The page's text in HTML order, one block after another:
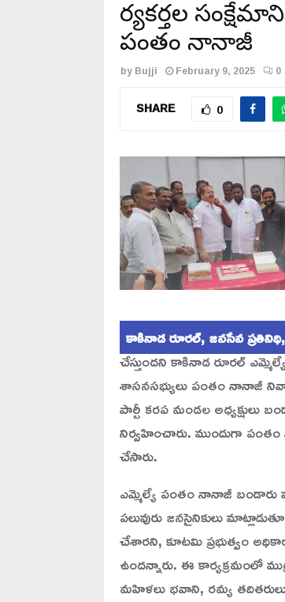
కార్యకర్తల
పంతం నానాజీ
byBujji February 9, 2025 0
SHARE 0
కాకినాడ రూరల్, జనసేన
చేస్తుందని కాకినాడ రూరల్
శాసనసభ్యులు పంతం నానాజీ
పార్టీ కరప మండల అధ్యక్షులు
నిర్వహించారు. ముందుగా
చేసారు.
ఎమ్మెల్యే పంతం నానాజీ బండారు
పలువురు జనసైనికులు
చేశారని, కూటమి ప్రభుత్వం
ఉందన్నారు. ఈ కార్యక్రమంలో
మహిళలు భవాని, రమ్య